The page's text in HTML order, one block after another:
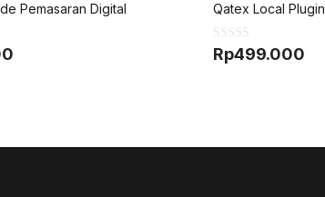
Pemasaran Digital Qatex Local Plugin
0
oRp499.000